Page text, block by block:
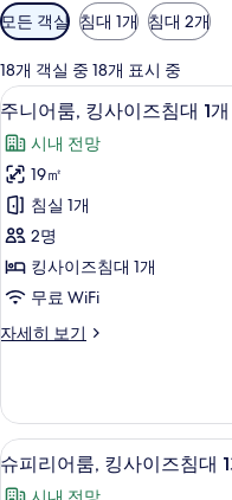
객
실
에
사
용
가
능
한
필
터
모든 객실 침대 1개 침대 2개
18개 객실 중 18개 표시 중
주
니
어
룸,
킹
사
이
침
1
개
(Superior)
사
3
주니어룸, 킹사이즈침대 1
시내 전망
19㎡
침실 1개
2명
킹사이즈침대 1개
무료 WiFi
자세히 보기
주
킹
사
이
즈
슈
피
3
슈피리어룸, 킹사이즈침대 1